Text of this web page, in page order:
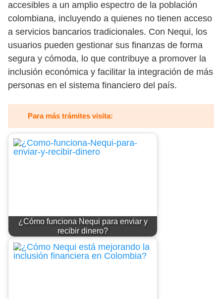
accesibles a un amplio espectro de la población
colombiana, incluyendo a quienes no tienen acceso
a servicios bancarios tradicionales. Con Nequi, los
usuarios pueden gestionar sus finanzas de forma
segura y cómoda, lo que contribuye a promover la
inclusión económica y facilitar la integración de más
personas en el sistema financiero del país.
Para más trámites visita:
¿Cómo funciona Nequi para enviar y
recibir dinero?